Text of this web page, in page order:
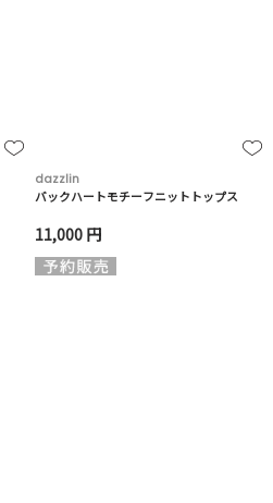
dazzlin
バックハートモチーフニットトップス
11,000 円